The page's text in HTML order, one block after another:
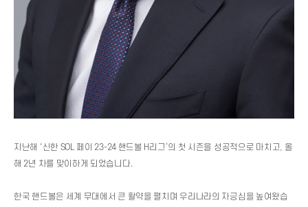
지난해 ‘신한 SOL 페이 23-24 핸드볼 H리그’의 첫 시즌을 성공적으로 마치고, 올
해 2년 차를 맞이하게 되었습니다.
한국 핸드볼은 세계 무대에서 큰 활약을 펼치며 우리나라의 자긍심을 높여왔습